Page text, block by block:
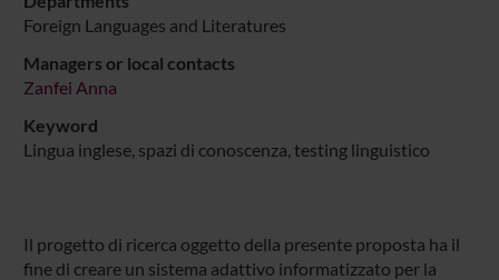
Foreign Languages and Literatures
Managers or local contacts
Zanfei Anna
Keyword
Lingua inglese, spazi di conoscenza, testing linguistico
Il progetto di ricerca oggetto della presente proposta ha il
fine di creare un sistema adattivo informatizzato per la